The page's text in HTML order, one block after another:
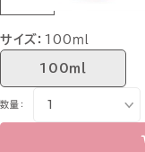
サイズ： 100ｍｌ
100ｍｌ
数量：